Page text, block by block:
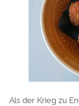
Als der Krieg zu